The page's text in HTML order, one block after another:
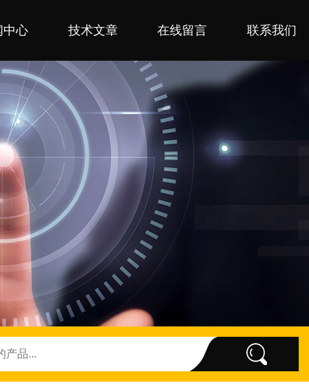
中心 技术文章 在线留言 联系我们